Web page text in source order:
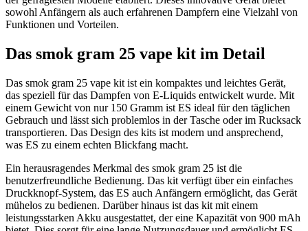
sowohl Anfängern als auch erfahrenen Dampfern eine Vielzahl von
Funktionen und Vorteilen.
Das smok gram 25 vape kit im Detail
Das smok gram 25 vape kit ist ein kompaktes und leichtes Gerät,
das speziell für das Dampfen von E-Liquids entwickelt wurde. Mit
einem Gewicht von nur 150 Gramm ist ES ideal für den täglichen
Gebrauch und lässt sich problemlos in der Tasche oder im Rucksack
transportieren. Das Design des kits ist modern und ansprechend,
was ES zu einem echten Blickfang macht.
Ein herausragendes Merkmal des smok gram 25 ist die
benutzerfreundliche Bedienung. Das kit verfügt über ein einfaches
Druckknopf-System, das ES auch Anfängern ermöglicht, das Gerät
mühelos zu bedienen. Darüber hinaus ist das kit mit einem
leistungsstarken Akku ausgestattet, der eine Kapazität von 900 mAh